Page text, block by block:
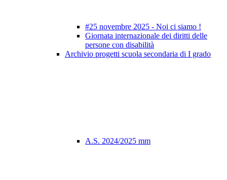
#25 novembre 2025 - Noi ci siamo !
Giornata internazionale dei diritti delle
persone con disabilità
Archivio progetti scuola secondaria di I grado
A.S. 2024/2025 mm